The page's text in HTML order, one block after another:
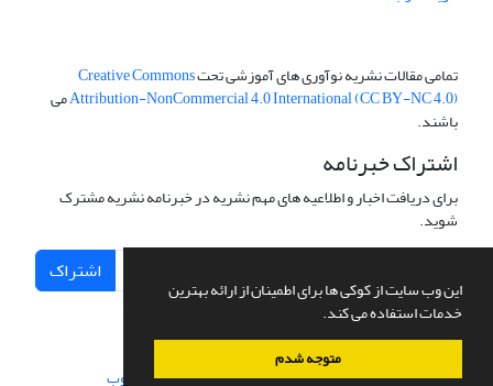
این وب سایت از کوکی ها برای اطمینان از ارائه بهترین
خدمات استفاده می کند.
متوجه شدم
تمامی مقالات نشریه نوآوری های آموزشی تحتCreative Commons
Attribution-NonCommercial 4.0 International (CC BY-NC 4.0)می
باشند.
اشتراک خبرنامه
برای دریافت اخبار و اطلاعیه های مهم نشریه در خبرنامه نشریه مشترک
شوید.
اشتراک
سامانه مدیریت نشریات علمی.طراحی و پیاده سازی از سیناوب